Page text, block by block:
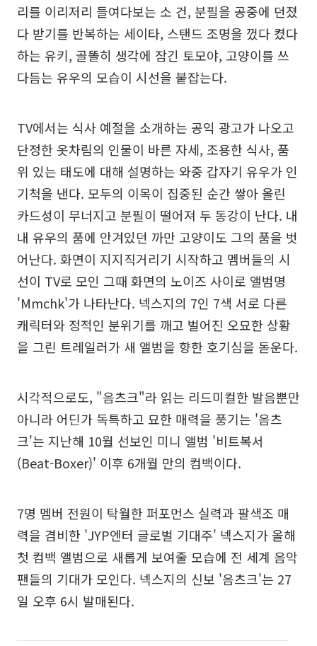
리를 이리저리 들여다보는 소 건, 분필을 공중에 던졌
다 받기를 반복하는 세이타, 스탠드 조명을 껐다 켰다
하는 유키, 골똘히 생각에 잠긴 토모야, 고양이를 쓰
다듬는 유우의 모습이 시선을 붙잡는다.
TV에서는 식사 예절을 소개하는 공익 광고가 나오고
단정한 옷차림의 인물이 바른 자세, 조용한 식사, 품
위 있는 태도에 대해 설명하는 와중 갑자기 유우가 인
기척을 낸다. 모두의 이목이 집중된 순간 쌓아 올린
카드성이 무너지고 분필이 떨어져 두 동강이 난다. 내
내 유우의 품에 안겨있던 까만 고양이도 그의 품을 벗
어난다. 화면이 지지직거리기 시작하고 멤버들의 시
선이 TV로 모인 그때 화면의 노이즈 사이로 앨범명
'Mmchk'가 나타난다. 넥스지의 7인 7색 서로 다른
캐릭터와 정적인 분위기를 깨고 벌어진 오묘한 상황
을 그린 트레일러가 새 앨범을 향한 호기심을 돋운다.
시각적으로도, "음츠크"라 읽는 리드미컬한 발음뿐만
아니라 어딘가 독특하고 묘한 매력을 풍기는 '음츠
크'는 지난해 10월 선보인 미니 앨범 '비트복서
(Beat-Boxer)' 이후 6개월 만의 컴백이다.
7명 멤버 전원이 탁월한 퍼포먼스 실력과 팔색조 매
력을 겸비한 'JYP엔터 글로벌 기대주' 넥스지가 올해
첫 컴백 앨범으로 새롭게 보여줄 모습에 전 세계 음악
팬들의 기대가 모인다. 넥스지의 신보 '음츠크'는 27
일 오후 6시 발매된다.